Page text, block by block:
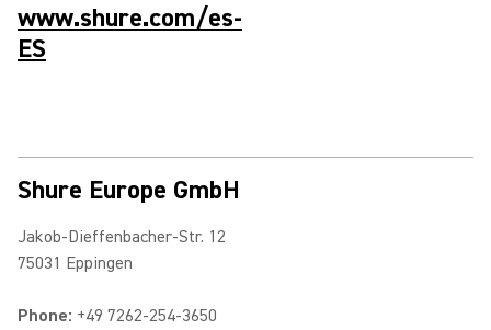
www.shure.com/es-
ES
Shure Europe GmbH
Jakob-Dieffenbacher-Str. 12
75031 Eppingen
Phone: +49 7262-254-3650